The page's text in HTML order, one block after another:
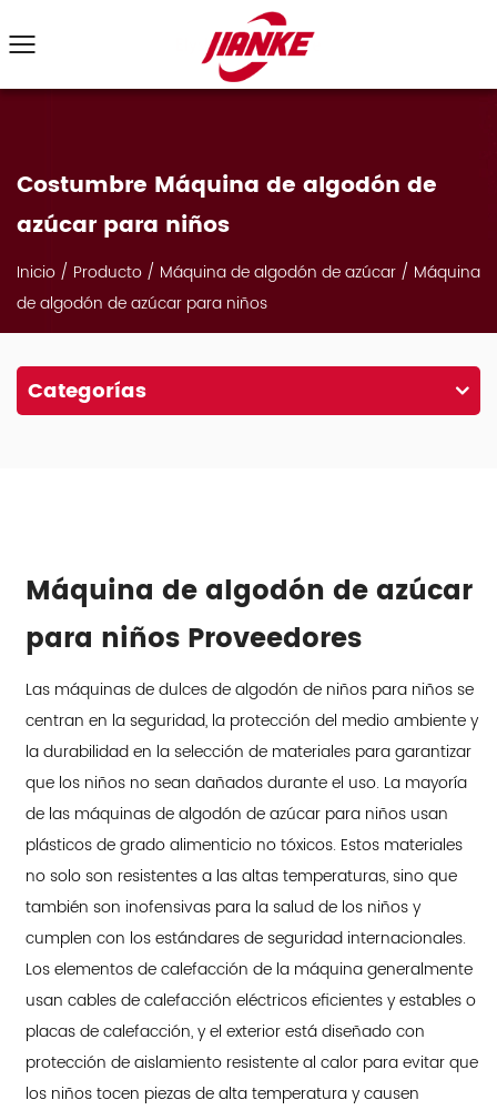
Costumbre Máquina de algodón de
azúcar para niños
Inicio / Producto / Máquina de algodón de azúcar / Máquina
de algodón de azúcar para niños
Categorías
Máquina de algodón de azúcar
para niños Proveedores
Las máquinas de dulces de algodón de niños para niños se
centran en la seguridad, la protección del medio ambiente y
la durabilidad en la selección de materiales para garantizar
que los niños no sean dañados durante el uso. La mayoría
de las máquinas de algodón de azúcar para niños usan
plásticos de grado alimenticio no tóxicos. Estos materiales
no solo son resistentes a las altas temperaturas, sino que
también son inofensivas para la salud de los niños y
cumplen con los estándares de seguridad internacionales.
Los elementos de calefacción de la máquina generalmente
usan cables de calefacción eléctricos eficientes y estables o
placas de calefacción, y el exterior está diseñado con
protección de aislamiento resistente al calor para evitar que
los niños tocen piezas de alta temperatura y causen